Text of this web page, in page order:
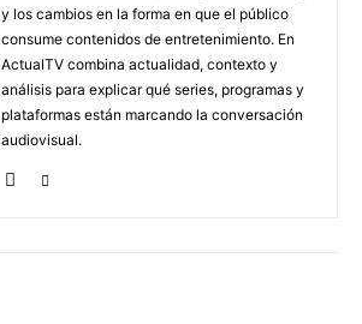
y los cambios en la forma en que el público
consume contenidos de entretenimiento. En
ActualTV combina actualidad, contexto y
análisis para explicar qué series, programas y
plataformas están marcando la conversación
audiovisual.